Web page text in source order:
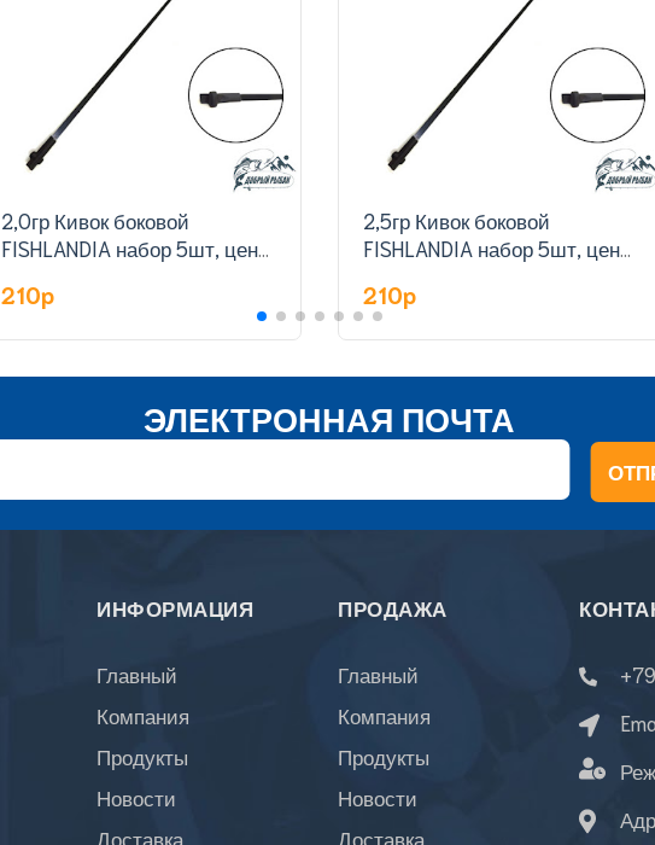
2,0гр Кивок боковой
FISHLANDIA набор 5шт, цена
210p
2,5гр Кивок боковой
FISHLANDIA набор 5шт, цена
210p
ЭЛЕКТРОННАЯ ПОЧТА
ИНФОРМАЦИЯ
Главный
Компания
Продукты
Новости
Доставка
ПРОДАЖА
Главный
Компания
Продукты
Новости
Доставка